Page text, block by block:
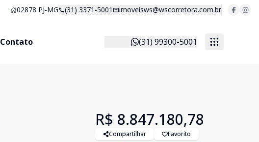
02878 PJ-MG (31) 3371-5001 imoveisws@wscorretora.com.br
Contato (31) 99300-5001
R$ 8.847.180,78
Compartilhar Favorito